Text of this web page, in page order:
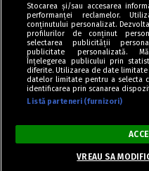
Politica de
Copyright ©
Stocarea și/sau accesarea
performanței reclamelor.
conținutului personalizat.
profilurilor de conținut
selectarea publicității
publicitate personalizată.
Înțelegerea publicului prin
diferite. Utilizarea de date
datelor limitate pentru a selecta
identificarea prin scanarea
Listă parteneri (furnizori)
VREAU SA